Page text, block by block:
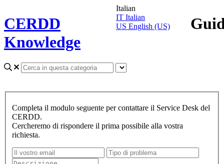
CERDD
Knowledge
Italian
IT Italian
US English (US)
Completa il modulo seguente per contattare il Service Desk del
CERDD.
Cercheremo di rispondere il prima possibile alla vostra
richiesta.